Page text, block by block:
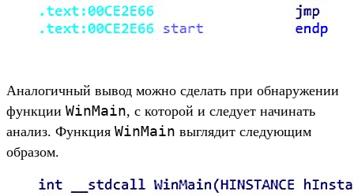
Аналогичный вывод можно сделать при обнаружении
функции WinMain, с которой и следует начинать
анализ. Функция WinMain выглядит следующим
образом.